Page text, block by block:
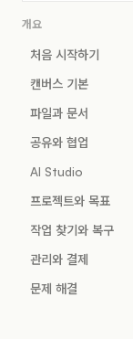
개요
처음 시작하기
캔버스 기본
파일과 문서
공유와 협업
AI Studio
프로젝트와 목표
작업 찾기와 복구
관리와 결제
문제 해결